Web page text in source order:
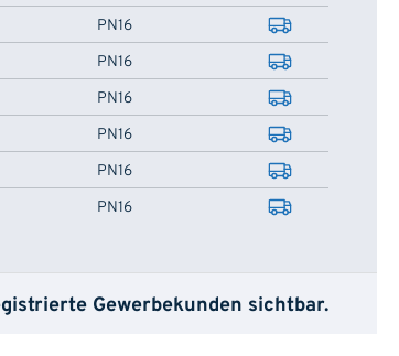
PN16
PN16
PN16
PN16
PN16
PN16
Gewerbekunden sichtbar.